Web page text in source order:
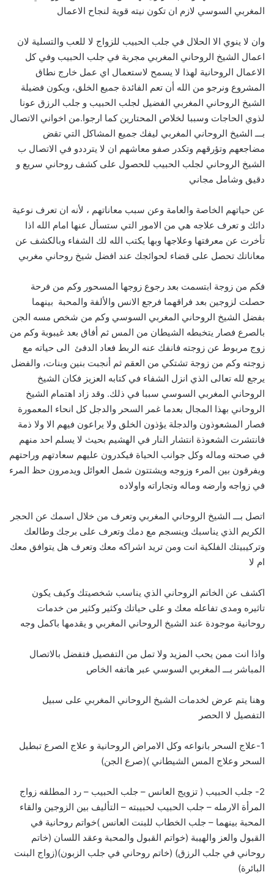
المغربي السوسي لازم ان تكون نيته قوية لنجاح الاعمال
وان لا ينوي الا الحلال في جلب الحبيب للزواج لا للعب والتسلية لان
اعمال الشيخ الروحاني المغربي مجربة في جلب الحبيب وفي كل
الاعمال الروحانية لهذا لا يسمح لاستعمال اي عمل خارج نطاق
المشروع ونرجو من الله أن تعم الفائدة جميع الخلق، ويكون فضيلة
الشيخ الروحاني المغربي الفضيل لجلب الحبيب و جلب الرزق عونا
لذوي الحاجات وسببا لخلاص المحتارين كما ارجوا.من اخواني الاتصال
بـــ الشيخ الروحاني المغربي ليفك جميع المشاكل التي تقض
مضاجعهم وتؤرقهم وتكدر صفو معاشهم ان لا يترددو في الاتصال ب
الشيخ الروحاني لجلب الحبيب للحصول على كشف روحاني سريع و
دقيق وشامل مجاني
عن حياتهم الخاصة والعامة وعن سبب معاناتهم ، لأنه ان تعرف نوعية
دائك و تعرف علاجه هي من الامور التي ستسأل عنها امام الله اذا
تأخرت عن معرفتها وعلاجها وبها يكتب الله لك الشفاء وبالكشف عن
معاناتك تحصل على قضاء لحوائجك عند افضل شيخ روحاني مغربي
فكم من زوجة ابتسمت بعد رجوع زوجها المسحور وكم من فرحة
حصلت لزوجين بعد فراقهما فرجع الانس والألفة والمحبة بينهما
بفضل الشيخ الروحاني المغربي السوسي وكم من شخص مسه الجن
بالصرع فصار يتخبطه الشيطان من المس ثم أفاق بعد غيبوبة وكم من
زوج مربوط عن زوجته فانفك عنه الربط فعاد الدفئ الى حياته مع
زوجته وكم من زوجة تشتكي من العقم ثم أنجبت بنين وبنات، والفضل
يرجع لله تعالى الذي انزل الشفاء في كتابه العزيز فكان الشيخ
الروحاني المغربي السوسي سببا في ذلك. وقد زاد اهتمام الشيخ
الروحاني بهذا المجال بعدما غمر السحر والدجل كل انحاء المعمورة
فصار المشعوذون والدجلة يؤذون الخلق ولا يراعون فيهم الا ولا ذمة
فانتشرت الشعوذة انتشار النار في الهشيم بحيث لا يسلم احد منهم
في صحته وماله وكل جوانب الحياة فيكدرون عليهم سعادتهم وراحتهم
ويفرقون بين المرء وزوجه ويشتتون شمل العوائل ويدمرون حظ المرء
في زواجه وارضه وماله وتجاراته واولاده
اتصل بـــ الشيخ الروحاني المغربي وتعرف من خلال اسمك عن الحجر
الكريم الذي يناسبك وينسجم مع دمك وتعرف على برجك وطالعك
وتركيبيتك الفلكية انت ومن تريد اشراكه معك وتعرف هل يتوافق معك
ام لا
اكشف عن الخاتم الروحاني الذي يناسب شخصيتك وكيف يكون
تاثيره ومدى تفاعله معك و على حياتك وكثير وكثير من خدمات
روحانية موجودة عند الشيخ الروحاني المغربي و يقدمها باكمل وجه
واذا انت ممن يحب المزيد ولا تمل من التفصيل فتفضل بالاتصال
المباشر بـــ المغربي السوسي عبر هاتفه الخاص
وهنا يتم عرض لخدمات الشيخ الروحاني المغربي على سبيل
التفصيل لا الحصر
1-علاج السحر بانواعه وكل الامراض الروحانية و علاج الصرع تبطيل
السحر وعلاج المس الشيطاني )(صرع الجن)
2- جلب الحبيب ( تزويج العانس – جلب الحبيب – رد المطلقه زواج
المرأة الارمله – جلب الحبيب لحبيبته – التأليف بين الزوجين والقاء
المحبة بينهما – جلب الخطاب للبنت العانس )خواتم روحانية في
القبول والعز والهيبة (خواتم القبول والمحبة وعقد اللسان (خاتم
روحاني في جلب الرزق) (خاتم روحاني في جلب الزبون)(زواج البنت
البائرة)